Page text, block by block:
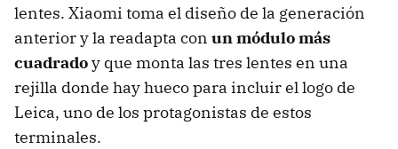
lentes. Xiaomi toma el diseño de la generación
anterior y la readapta con un módulo más
cuadradoy que monta las tres lentes en una
rejilla donde hay hueco para incluir el logo de
Leica, uno de los protagonistas de estos
terminales.